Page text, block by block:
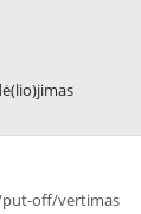
off/vertimas